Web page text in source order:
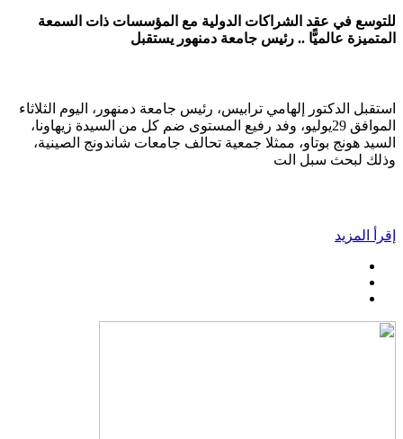
للتوسع في عقد الشراكات الدولية مع المؤسسات ذات السمعة
المتميزة عالميًّا .. رئيس جامعة دمنهور يستقبل
استقبل الدكتور إلهامي ترابيس، رئيس جامعة دمنهور، اليوم الثلاثاء
الموافق 29يوليو، وفد رفيع المستوى ضم كل من السيدة زيهاونا،
السيد هونج بوتاو، ممثلا جمعية تحالف جامعات شاندونج الصينية،
وذلك لبحث سبل الت
إقرأ المزيد